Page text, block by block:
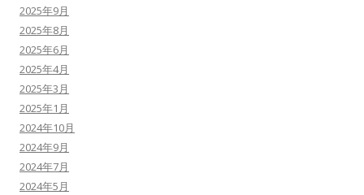
2025年9月
2025年8月
2025年6月
2025年4月
2025年3月
2025年1月
2024年10月
2024年9月
2024年7月
2024年5月